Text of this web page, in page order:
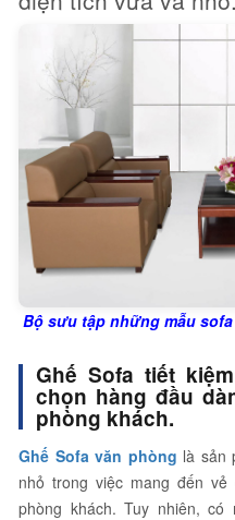
Bộ sưu tập những mẫu
Ghế Sofa tiết
chọn hàng đầu
phòng khách.
Ghế Sofa văn phòng là sản
nhỏ trong việc mang đến
phòng khách. Tuy nhiên,